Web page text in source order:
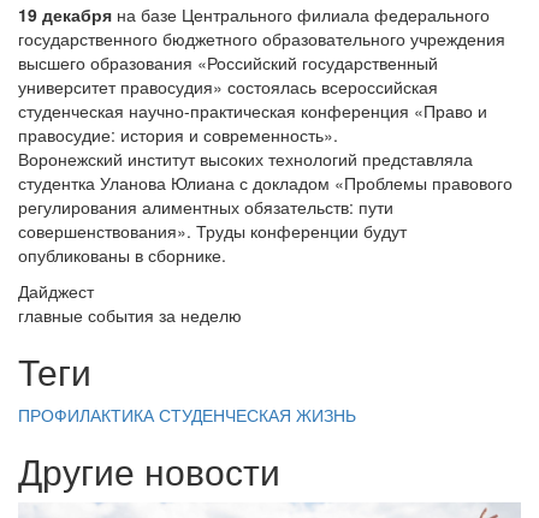
19 декабря на базе Центрального филиала федерального
государственного бюджетного образовательного учреждения
высшего образования «Российский государственный
университет правосудия» состоялась всероссийская
студенческая научно-практическая конференция «Право и
правосудие: история и современность».
Воронежский институт высоких технологий представляла
студентка Уланова Юлиана с докладом «Проблемы правового
регулирования алиментных обязательств: пути
совершенствования». Труды конференции будут
опубликованы в сборнике.
Дайджест
главные события за неделю
Теги
ПРОФИЛАКТИКА СТУДЕНЧЕСКАЯ ЖИЗНЬ
Другие новости